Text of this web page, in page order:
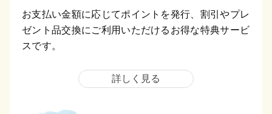
お支払い金額に応じてポイントを発行、割引やプレ
ゼント品交換にご利用いただけるお得な特典サービ
スです。
詳しく見る